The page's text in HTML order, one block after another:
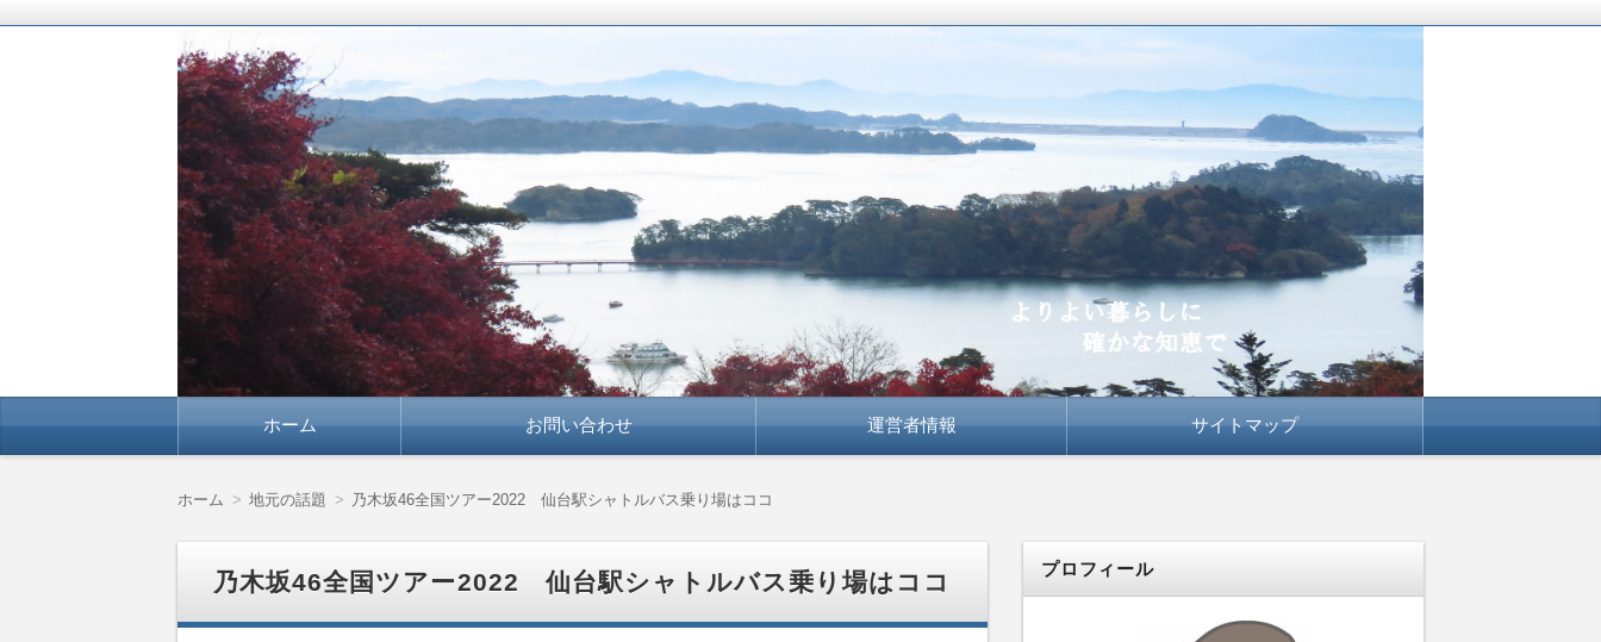
よりよい暮らしに確かな知恵で
豊かな暮らしを応援します！
ン
ホーム お問い合わせ 運営者情報 サイトマップ
ホーム 地元の話題 乃木坂46全国ツアー2022 仙台駅シャトルバス乗り場はココ
乃木坂46全国ツアー2022 仙台駅シャトルバス乗り場はココ プロフィール